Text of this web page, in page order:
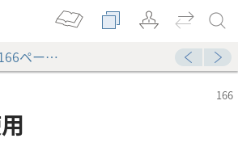
ページ–169ページ 5節